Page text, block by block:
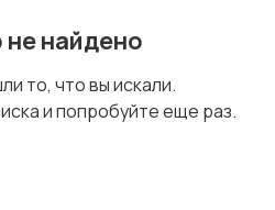
не найдено
то, что вы искали.
и попробуйте еще раз.